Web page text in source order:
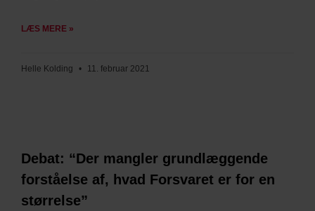
LÆS MERE »
Helle Kolding 11. februar 2021
Debat: “Der mangler grundlæggende
forståelse af, hvad Forsvaret er for en
størrelse”